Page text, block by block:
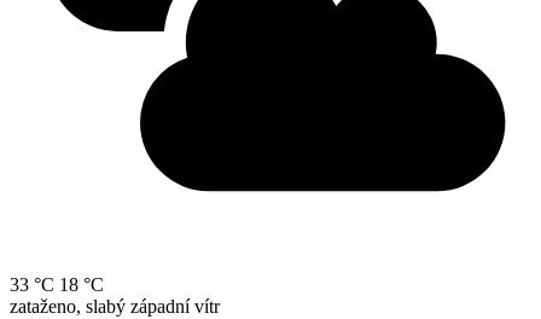
33 °C 18 °C
zataženo, slabý západní vítr